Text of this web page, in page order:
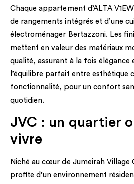
Chaque appartement d’ALTA
de rangements intégrés et d’une
électroménager Bertazzoni. Les
mettent en valeur des matériaux
qualité, assurant à la fois élégance
l’équilibre parfait entre esthétique
fonctionnalité, pour un confort
quotidien.
JVC : un quartier
vivre
Niché au cœur de Jumeirah Village
profite d’un environnement